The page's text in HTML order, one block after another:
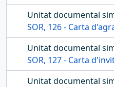
Unitat documental
SOR, 126 - Carta d'agraïment
Unitat documental
SOR, 127 - Carta d'invitació del president a la junta
Unitat documental